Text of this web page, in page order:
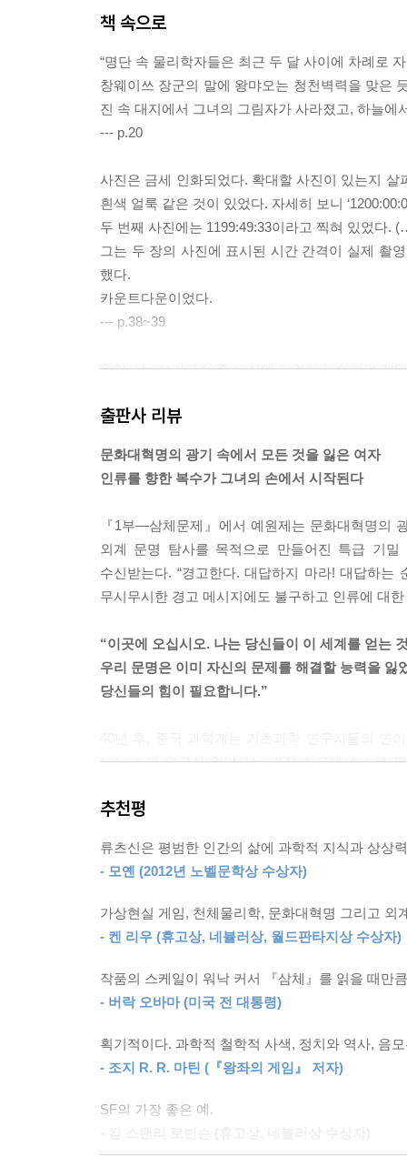
책 속으로
“명단 속 물리학자들은 최근 두 달 사이에 차례로
창웨이쓰 장군의 말에 왕먀오는 청천벽력을 맞은
진 속 대지에서 그녀의 그림자가 사라졌고, 하늘에
--- p.20
사진은 금세 인화되었다. 확대할 사진이 있는지
흰색 얼룩 같은 것이 있었다. 자세히 보니
두 번째 사진에는 1199:49:33이라고 찍혀 있었다.
그는 두 장의 사진에 표시된 시간 간격이 실제 촬
했다.
카운트다운이었다.
--- p.38~39
왕먀오는 브라우저 주소 창에 기억하기 쉬웠던 게
이 비쳤고 하늘에는 수많은 별이 반짝이고 있었
‘삼체(三?).’
--- p.61~62
고요가 내려앉았다. 안테나가 바람에 흔들리는
마치 하늘을 향해 활짝 벌린 거대한 손바닥 같았고
보았지만 그것의 공격 목표인 BN20197F호는 보지
--- p.138
“세 개의 태양이 떴다!”
왕먀오가 고개를 들어 하늘을 보니 거대한 태양
죽음의 바람을 불어넣는 것 같았다. 하늘 대부분
급 일률의 강력한 전파가 거대한 조수(潮水)처럼
이때 1만 2000메가헤르츠 주파수대에서 태양은
--- p.303
이 세계가 당신들의 정보를 받았다.
나는 이 세계의 평화주의자다. 내가 먼저 당신들
하지만 대답을 하면 송신원 위치가 파악되어 당신
대답하지 마라! 대답하지 마라! 대답하지 마라!
3초 뒤, 삼체 세계는 지구 반군 외의 인류와 첫 번
아 있는 동안 삼체 세계는 어떤 정보도 보내오지
출판사 리뷰
문화대혁명의 광기 속에서 모든 것을 잃은 여자
인류를 향한 복수가 그녀의 손에서 시작된다
『1부―삼체문제』에서 예원제는 문화대혁명의
외계 문명 탐사를 목적으로 만들어진 특급 기
수신받는다. “경고한다. 대답하지 마라! 대답하
무시무시한 경고 메시지에도 불구하고 인류에 대
“이곳에 오십시오. 나는 당신들이 이 세계를 얻는
우리 문명은 이미 자신의 문제를 해결할 능력을 잃
당신들의 힘이 필요합니다.”
나노 소재 연구자 왕먀오는 가장 최근에 스스로
계속해서 나타나는 알 수 없는 카운트다운의 정체
추천평
류츠신은 평범한 인간의 삶에 과학적 지식과 상상
- 모옌 (2012년 노벨문학상 수상자)
가상현실 게임, 천체물리학, 문화대혁명 그리고
- 켄 리우 (휴고상, 네뷸러상, 월드판타지상 수상자)
작품의 스케일이 워낙 커서 『삼체』를 읽을 때만
- 버락 오바마 (미국 전 대통령)
획기적이다. 과학적 철학적 사색, 정치와 역사, 음
- 조지 R. R. 마틴 (『왕좌의 게임』 저자)
SF의 가장 좋은 예.